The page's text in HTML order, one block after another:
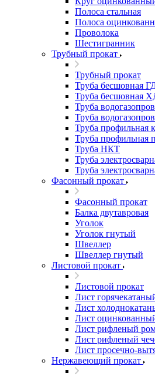
Полоса стальная
Полоса
Проволока
Шестигранник
Трубный прокат
Трубный прокат
Труба бесшовная
Труба бесшовная
Труба
Труба
Труба профильная
Труба профильная
Труба НКТ
Труба
Труба
Фасонный прокат
Фасонный прокат
Балка двутавровая
Уголок
Уголок гнутый
Швеллер
Швеллер гнутый
Листовой прокат
Листовой прокат
Лист
Лист
Лист
Лист рифленый
Лист рифленый
Лист просечно-
Нержавеющий прокат